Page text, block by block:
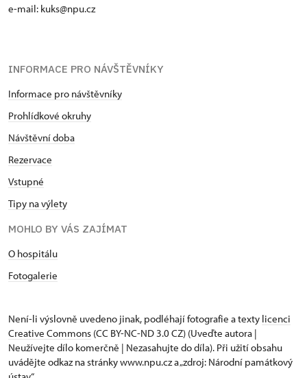
e-mail: kuks@npu.cz
INFORMACE PRO NÁVŠTĚVNÍKY
Informace pro návštěvníky
Prohlídkové okruhy
Návštěvní doba
Rezervace
Vstupné
Tipy na výlety
MOHLO BY VÁS ZAJÍMAT
O hospitálu
Fotogalerie
Není-li výslovně uvedeno jinak, podléhají fotografie a texty licenci
Creative Commons (CC BY-NC-ND 3.0 CZ) (Uveďte autora |
Neužívejte dílo komerčně | Nezasahujte do díla). Při užití obsahu
uvádějte odkaz na stránky www.npu.cz a „zdroj: Národní památkový